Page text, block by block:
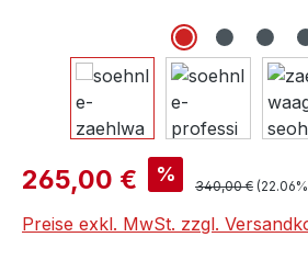
Verkaufspreis:
265,00 € % Regulärer Preis:
340,00 €
Preise exkl. MwSt. zzgl.